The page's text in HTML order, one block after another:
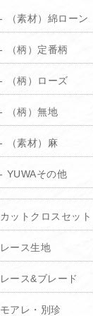
（素材）綿ローン
（柄）定番柄
（柄）ローズ
（柄）無地
（素材）麻
YUWAその他
カットクロスセット
レース生地
レース&ブレード
モアレ・別珍